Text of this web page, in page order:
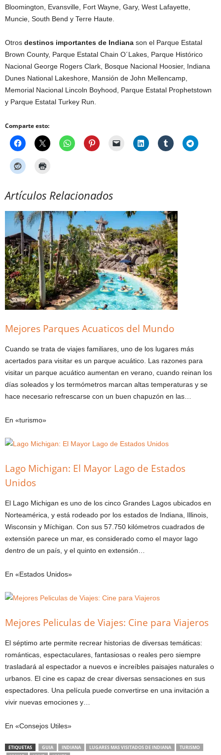
Bloomington, Evansville, Fort Wayne, Gary, West Lafayette,
Muncie, South Bend y Terre Haute.
Otros destinos importantes de Indiana son el Parque Estatal
Brown County, Parque Estatal Chain O´Lakes, Parque Histórico
Nacional George Rogers Clark, Bosque Nacional Hoosier, Indiana
Dunes National Lakeshore, Mansión de John Mellencamp,
Memorial Nacional Lincoln Boyhood, Parque Estatal Prophetstown
y Parque Estatal Turkey Run.
Comparte esto:
Artículos Relacionados
Mejores Parques Acuaticos del Mundo
Cuando se trata de viajes familiares, uno de los lugares más
acertados para visitar es un parque acuático. Las razones para
visitar un parque acuático aumentan en verano, cuando reinan los
días soleados y los termómetros marcan altas temperaturas y se
hace necesario refrescarse con un buen chapuzón en las…
En «turismo»
Lago Michigan: El Mayor Lago de Estados
Unidos
El Lago Michigan es uno de los cinco Grandes Lagos ubicados en
Norteamérica, y está rodeado por los estados de Indiana, Illinois,
Wisconsin y Míchigan. Con sus 57.750 kilómetros cuadrados de
extensión parece un mar, es considerado como el mayor lago
dentro de un país, y el quinto en extensión…
En «Estados Unidos»
Mejores Peliculas de Viajes: Cine para Viajeros
El séptimo arte permite recrear historias de diversas temáticas:
románticas, espectaculares, fantasiosas o reales pero siempre
trasladará al espectador a nuevos e increíbles paisajes naturales o
urbanos. El cine es capaz de crear diversas sensaciones en sus
espectadores. Una película puede convertirse en una invitación a
vivir nuevas emociones y…
En «Consejos Utiles»
ETIQUETAS GUIA INDIANA LUGARES MAS VISITADOS DE INDIANA
TURISMO